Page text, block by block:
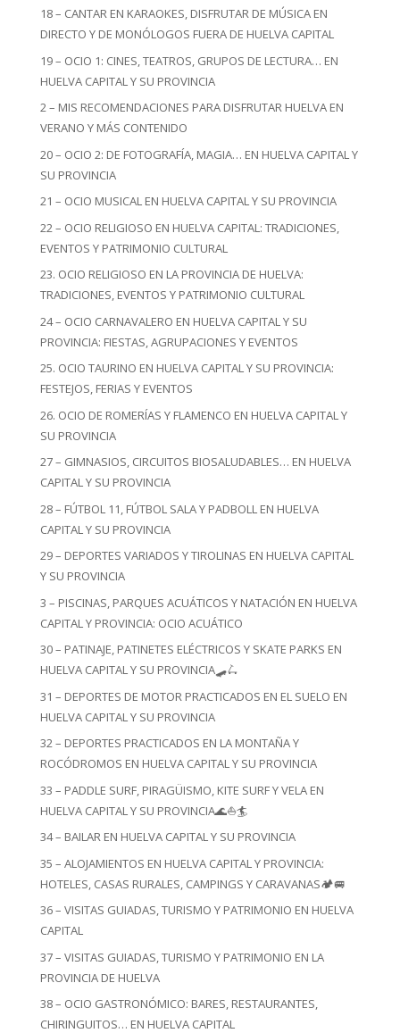
18 – CANTAR EN KARAOKES, DISFRUTAR DE MÚSICA EN
DIRECTO Y DE MONÓLOGOS FUERA DE HUELVA CAPITAL
19 – OCIO 1: CINES, TEATROS, GRUPOS DE LECTURA… EN
HUELVA CAPITAL Y SU PROVINCIA
2 – MIS RECOMENDACIONES PARA DISFRUTAR HUELVA EN
VERANO Y MÁS CONTENIDO
20 – OCIO 2: DE FOTOGRAFÍA, MAGIA… EN HUELVA CAPITAL Y
SU PROVINCIA
21 – OCIO MUSICAL EN HUELVA CAPITAL Y SU PROVINCIA
22 – OCIO RELIGIOSO EN HUELVA CAPITAL: TRADICIONES,
EVENTOS Y PATRIMONIO CULTURAL
23. OCIO RELIGIOSO EN LA PROVINCIA DE HUELVA:
TRADICIONES, EVENTOS Y PATRIMONIO CULTURAL
24 – OCIO CARNAVALERO EN HUELVA CAPITAL Y SU
PROVINCIA: FIESTAS, AGRUPACIONES Y EVENTOS
25. OCIO TAURINO EN HUELVA CAPITAL Y SU PROVINCIA:
FESTEJOS, FERIAS Y EVENTOS
26. OCIO DE ROMERÍAS Y FLAMENCO EN HUELVA CAPITAL Y
SU PROVINCIA
27 – GIMNASIOS, CIRCUITOS BIOSALUDABLES… EN HUELVA
CAPITAL Y SU PROVINCIA
28 – FÚTBOL 11, FÚTBOL SALA Y PADBOLL EN HUELVA
CAPITAL Y SU PROVINCIA
29 – DEPORTES VARIADOS Y TIROLINAS EN HUELVA CAPITAL
Y SU PROVINCIA
3 – PISCINAS, PARQUES ACUÁTICOS Y NATACIÓN EN HUELVA
CAPITAL Y PROVINCIA: OCIO ACUÁTICO
30 – PATINAJE, PATINETES ELÉCTRICOS Y SKATE PARKS EN
HUELVA CAPITAL Y SU PROVINCIA🛹🛴
31 – DEPORTES DE MOTOR PRACTICADOS EN EL SUELO EN
HUELVA CAPITAL Y SU PROVINCIA
32 – DEPORTES PRACTICADOS EN LA MONTAÑA Y
ROCÓDROMOS EN HUELVA CAPITAL Y SU PROVINCIA
33 – PADDLE SURF, PIRAGÜISMO, KITE SURF Y VELA EN
HUELVA CAPITAL Y SU PROVINCIA🌊⛵🏄
34 – BAILAR EN HUELVA CAPITAL Y SU PROVINCIA
35 – ALOJAMIENTOS EN HUELVA CAPITAL Y PROVINCIA:
HOTELES, CASAS RURALES, CAMPINGS Y CARAVANAS🏕️🚐
36 – VISITAS GUIADAS, TURISMO Y PATRIMONIO EN HUELVA
CAPITAL
37 – VISITAS GUIADAS, TURISMO Y PATRIMONIO EN LA
PROVINCIA DE HUELVA
38 – OCIO GASTRONÓMICO: BARES, RESTAURANTES,
CHIRINGUITOS… EN HUELVA CAPITAL